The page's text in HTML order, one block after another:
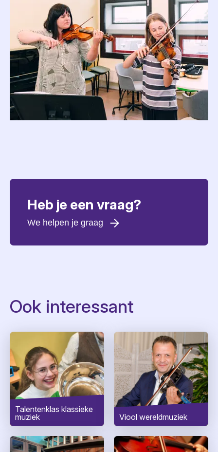
Heb je een vraag?
We helpen je graag
E-mailadres
Telefoonnummer
Woonplaats*
Bericht*
Ook interessant
Talentenklas klassieke
muziek
Viool wereldmuziek